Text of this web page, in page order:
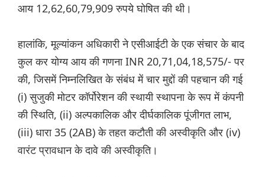
आय 12,62,60,79,909 रुपये घोषित की थी।
हालांकि, मूल्यांकन अधिकारी ने एसीआईटी के एक संचार के बाद
कुल कर योग्य आय की गणना INR 20,71,04,18,575/- पर
की, जिसमें निम्नलिखित के संबंध में चार मुद्दों की पहचान की गई
(i) सुजुकी मोटर कॉर्पोरेशन की स्थायी स्थापना के रूप में कंपनी
की स्थिति, (ii) अल्पकालिक और दीर्घकालिक पूंजीगत लाभ,
(iii) धारा 35 (2AB) के तहत कटौती की अस्वीकृति और (iv)
वारंट प्रावधान के दावे की अस्वीकृति।